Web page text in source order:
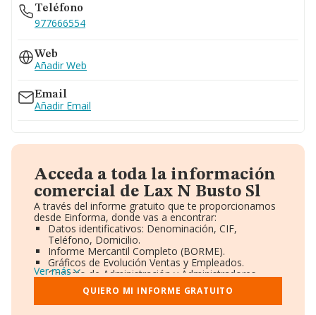
Teléfono
977666554
Web
Añadir Web
Email
Añadir Email
Acceda a toda la información
comercial de Lax N Busto Sl
A través del informe gratuito que te proporcionamos
desde Einforma, donde vas a encontrar:
Datos identificativos: Denominación, CIF,
Teléfono, Domicilio.
Informe Mercantil Completo (BORME).
Gráficos de Evolución Ventas y Empleados.
Consejo de Administración y Administradores.
Directivos y Ejecutivos.
Accionistas.
Participaciones y Vinculaciones en otras empresas.
Ver más
QUIERO MI INFORME GRATUITO